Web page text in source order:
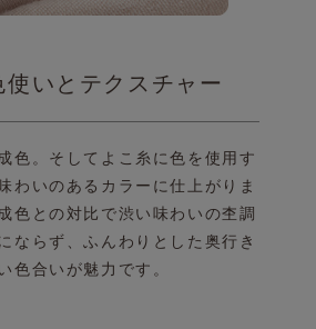
使いとテクスチャー
色。そしてよこ糸に色を使用す
わいのあるカラーに仕上がりま
色との対比で渋い味わいの杢調
ならず、ふんわりとした奥行き
色合いが魅力です。